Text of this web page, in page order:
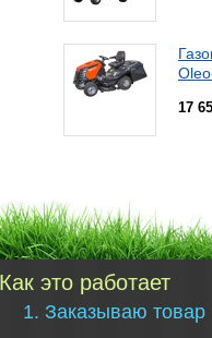
17
Как это работает
1. Заказываю товар